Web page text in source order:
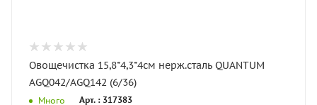
Овощечистка 15,8*4,3*4см нерж.сталь QUANTUM
AGQ042/AGQ142 (6/36)
Много Арт. : 317383